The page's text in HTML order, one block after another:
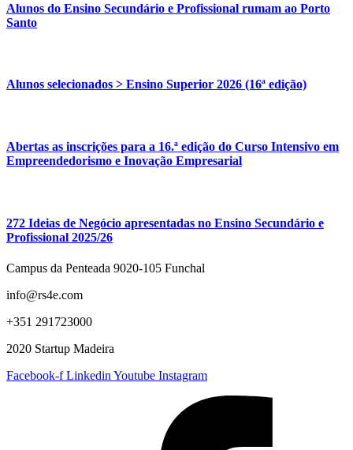
Alunos do Ensino Secundário e Profissional rumam ao Porto
Santo
Alunos selecionados > Ensino Superior 2026 (16ª edição)
Abertas as inscrições para a 16.ª edição do Curso Intensivo em
Empreendedorismo e Inovação Empresarial
272 Ideias de Negócio apresentadas no Ensino Secundário e
Profissional 2025/26
Campus da Penteada 9020-105 Funchal
info@rs4e.com
+351 291723000
2020 Startup Madeira
Facebook-f Linkedin Youtube Instagram